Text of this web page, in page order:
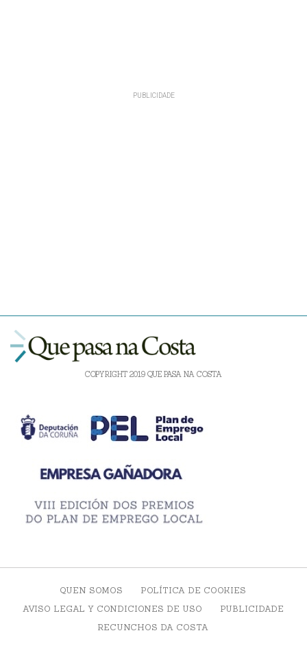
COPYRIGHT 2019 QUE PASA NA COSTA
QUEN SOMOS
POLÍTICA DE COOKIES
AVISO LEGAL Y CONDICIONES DE USO
PUBLICIDADE
RECUNCHOS DA COSTA